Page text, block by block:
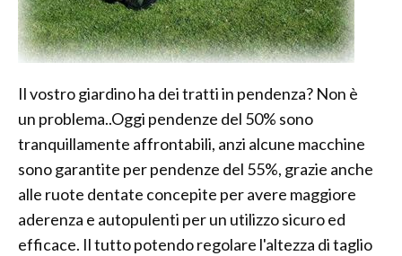
Il vostro giardino ha dei tratti in pendenza? Non è
un problema..Oggi pendenze del 50% sono
tranquillamente affrontabili, anzi alcune macchine
sono garantite per pendenze del 55%, grazie anche
alle ruote dentate concepite per avere maggiore
aderenza e autopulenti per un utilizzo sicuro ed
efficace. Il tutto potendo regolare l'altezza di taglio